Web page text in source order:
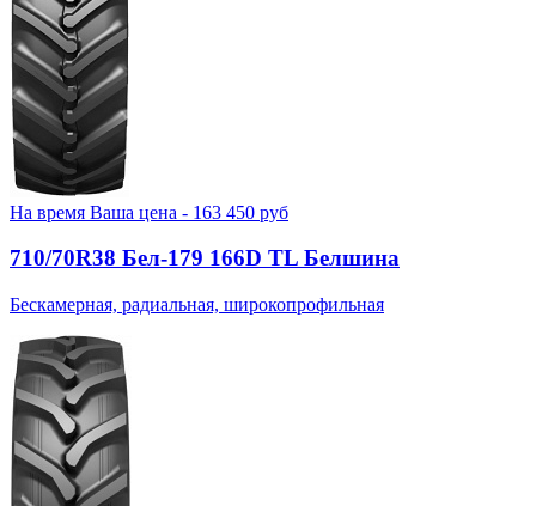
На время Ваша цена - 163 450 руб
710/70R38 Бел-179 166D TL Белшина
Бескамерная, радиальная, широкопрофильная